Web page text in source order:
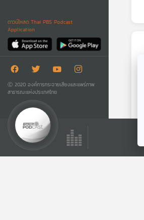
ดาวน์โหลด Thai PBS Podcast
Application
Ⓒ 2020 องค์การกระจายเสียงและแพร่ภาพ
สาธารณะแห่งประเทศไทย